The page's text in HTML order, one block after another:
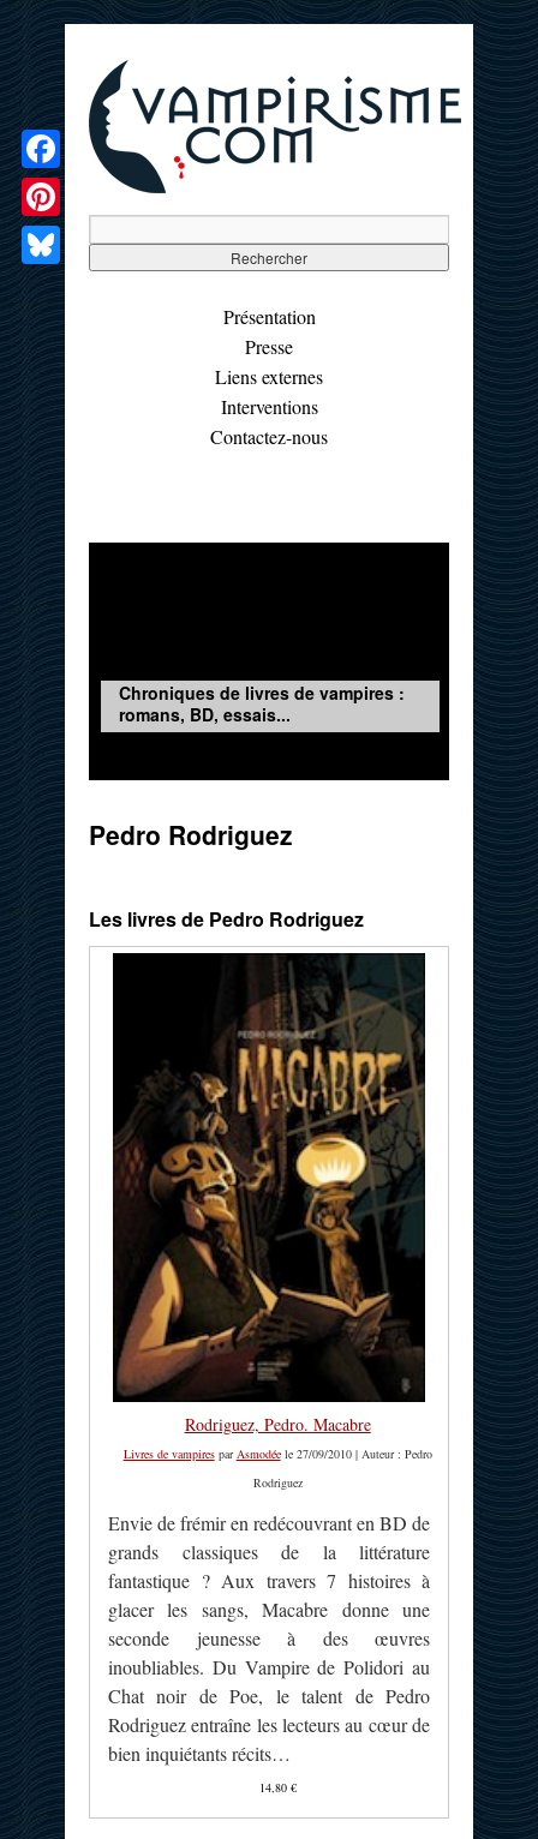
Présentation
Presse
Liens externes
Interventions
Contactez-nous
Chroniques de livres de vampires :
romans, BD, essais...
Pedro Rodriguez
Les livres de Pedro Rodriguez
Rodriguez, Pedro. Macabre
Livres de vampiresparAsmodéele 27/09/2010 | Auteur : Pedro
Rodriguez
Envie de frémir en redécouvrant en BD de
grands classiques de la littérature
fantastique ? Aux travers 7 histoires à
glacer les sangs, Macabre donne une
seconde jeunesse à des œuvres
inoubliables. Du Vampire de Polidori au
Chat noir de Poe, le talent de Pedro
Rodriguez entraîne les lecteurs au cœur de
bien inquiétants récits…
14,80 €
Facebook
Pinterest
Bluesky